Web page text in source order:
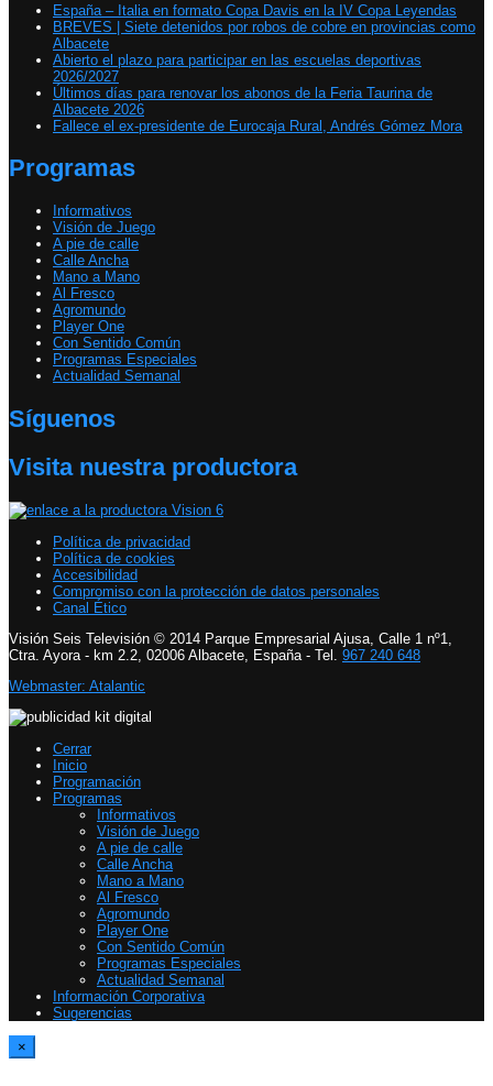
España – Italia en formato Copa Davis en la IV Copa Leyendas
BREVES | Siete detenidos por robos de cobre en provincias como
Albacete
Abierto el plazo para participar en las escuelas deportivas
2026/2027
Últimos días para renovar los abonos de la Feria Taurina de
Albacete 2026
Fallece el ex-presidente de Eurocaja Rural, Andrés Gómez Mora
Programas
Informativos
Visión de Juego
A pie de calle
Calle Ancha
Mano a Mano
Al Fresco
Agromundo
Player One
Con Sentido Común
Programas Especiales
Actualidad Semanal
Síguenos
Visita nuestra productora
Política de privacidad
Política de cookies
Accesibilidad
Compromiso con la protección de datos personales
Canal Ético
Visión Seis Televisión © 2014 Parque Empresarial Ajusa, Calle 1 nº1,
Ctra. Ayora - km 2.2, 02006 Albacete, España - Tel. 967 240 648
Webmaster: Atalantic
Cerrar
Inicio
Programación
Programas
Informativos
Visión de Juego
A pie de calle
Calle Ancha
Mano a Mano
Al Fresco
Agromundo
Player One
Con Sentido Común
Programas Especiales
Actualidad Semanal
Información Corporativa
Sugerencias
×